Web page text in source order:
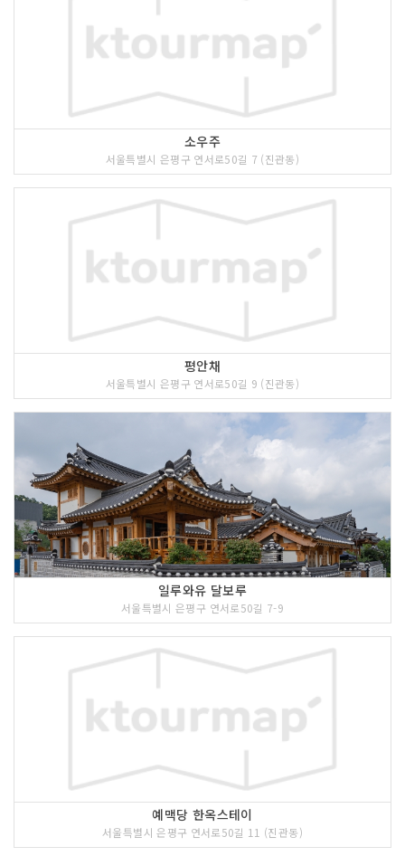
소우주
서울특별시 은평구 연서로50길 7 (진관동)
평안채
서울특별시 은평구 연서로50길 9 (진관동)
일루와유 달보루
서울특별시 은평구 연서로50길 7-9
예맥당 한옥스테이
서울특별시 은평구 연서로50길 11 (진관동)